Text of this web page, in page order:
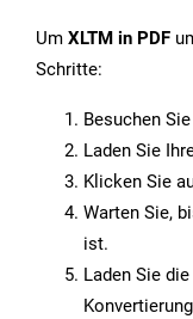
Um XLTM in PDF
Schritte:
Besuchen
Laden Sie
Klicken Sie
Warten Sie,
ist.
Laden Sie